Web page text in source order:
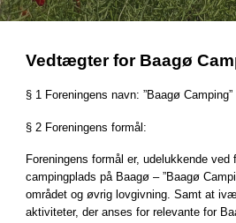
Vedtægter for Baagø
§ 1 Foreningens navn: ”Baagø Camping”
§ 2 Foreningens formål:
Foreningens formål er, udelukkende
campingplads på Baagø – ”Baagø
området og øvrig lovgivning. Samt at
aktiviteter, der anses for relevante for